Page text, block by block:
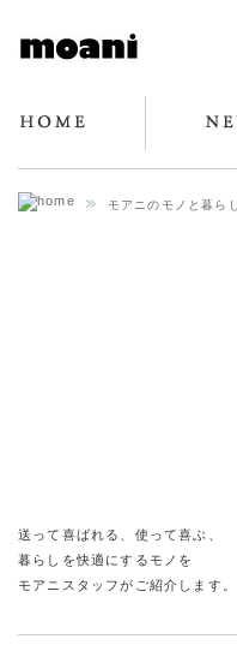
モアニのモノと暮らし
送って喜ばれる、使って喜ぶ、
暮らしを快適にするモノを
モアニスタッフがご紹介します。